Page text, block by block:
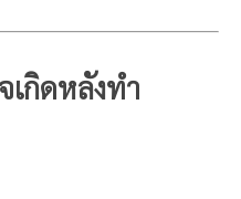
เกิดหลังทำ